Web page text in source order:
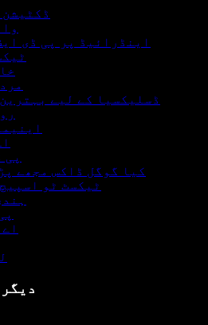
اینڈرائیڈ پر پی ڈی
ڈسلیکسیا کے لیے
پی
کیا گوگل ڈاکس مجھے
ٹیکسٹ ٹو